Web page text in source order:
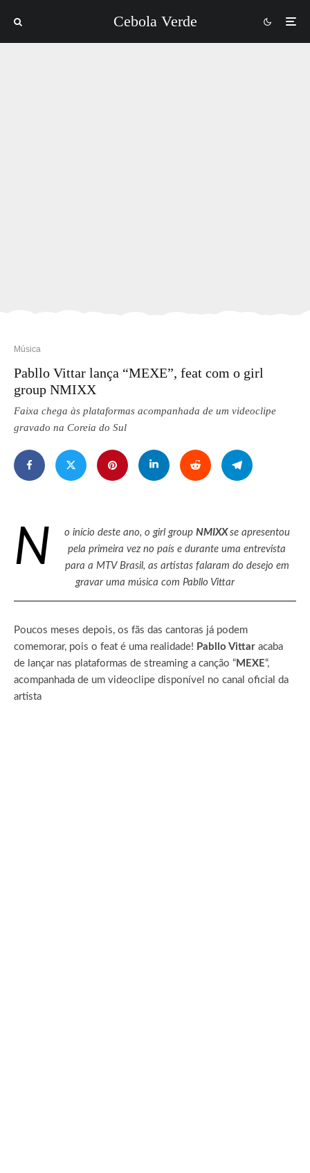
Cebola Verde
Música
Pabllo Vittar lança “MEXE”, feat com o girl
group NMIXX
Faixa chega às plataformas acompanhada de um videoclipe
gravado na Coreia do Sul
N o início deste ano, o girl group NMIXX se apresentou
pela primeira vez no país e durante uma entrevista
para a MTV Brasil, as artistas falaram do desejo em
gravar uma música com Pabllo Vittar
Poucos meses depois, os fãs das cantoras já podem
comemorar, pois o feat é uma realidade! Pabllo Vittar acaba
de lançar nas plataformas de streaming a canção “ MEXE“,
acompanhada de um videoclipe disponível no canal oficial da
artista